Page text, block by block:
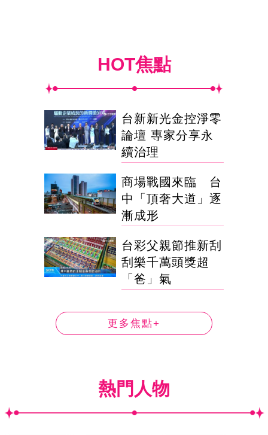
HOT焦點
台新新光金控淨零
論壇 專家分享永
續治理
商場戰國來臨 台
中「頂奢大道」逐
漸成形
台彩父親節推新刮
刮樂千萬頭獎超
「爸」氣
更多焦點+
熱門人物